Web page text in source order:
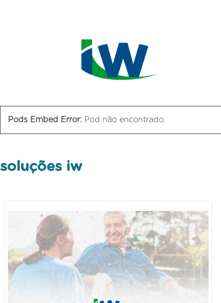
Pods Embed Error: Pod não encontrado.
soluções iw